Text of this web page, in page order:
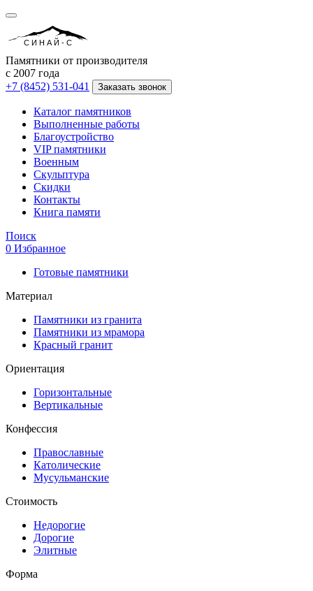
СИНАЙ-С
Памятники от производителя
с 2007 года
+7 (8452) 531-041
Заказать звонок
Каталог памятников
Выполненные работы
Благоустройство
VIP памятники
Военным
Скульптура
Скидки
Контакты
Книга памяти
Поиск
0 Избранное
Готовые памятники
Материал
Памятники из гранита
Памятники из мрамора
Красный гранит
Ориентация
Горизонтальные
Вертикальные
Конфессия
Православные
Католические
Мусульманские
Стоимость
Недорогие
Дорогие
Элитные
Форма